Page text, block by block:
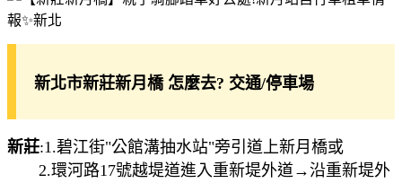
新北市新莊新月橋 怎麼去? 交通/停車場
新莊:1.碧江街"公館溝抽水站"旁引道上新月橋或
2.環河路17號越堤道進入重新堤外道→沿重新堤外